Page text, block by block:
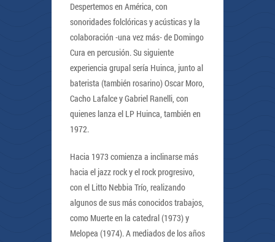
Despertemos en América, con
sonoridades folclóricas y acústicas y la
colaboración -una vez más- de Domingo
Cura en percusión. Su siguiente
experiencia grupal sería Huinca, junto al
baterista (también rosarino) Oscar Moro,
Cacho Lafalce y Gabriel Ranelli, con
quienes lanza el LP Huinca, también en
1972.
Hacia 1973 comienza a inclinarse más
hacia el jazz rock y el rock progresivo,
con el Litto Nebbia Trío, realizando
algunos de sus más conocidos trabajos,
como Muerte en la catedral (1973) y
Melopea (1974). A mediados de los años